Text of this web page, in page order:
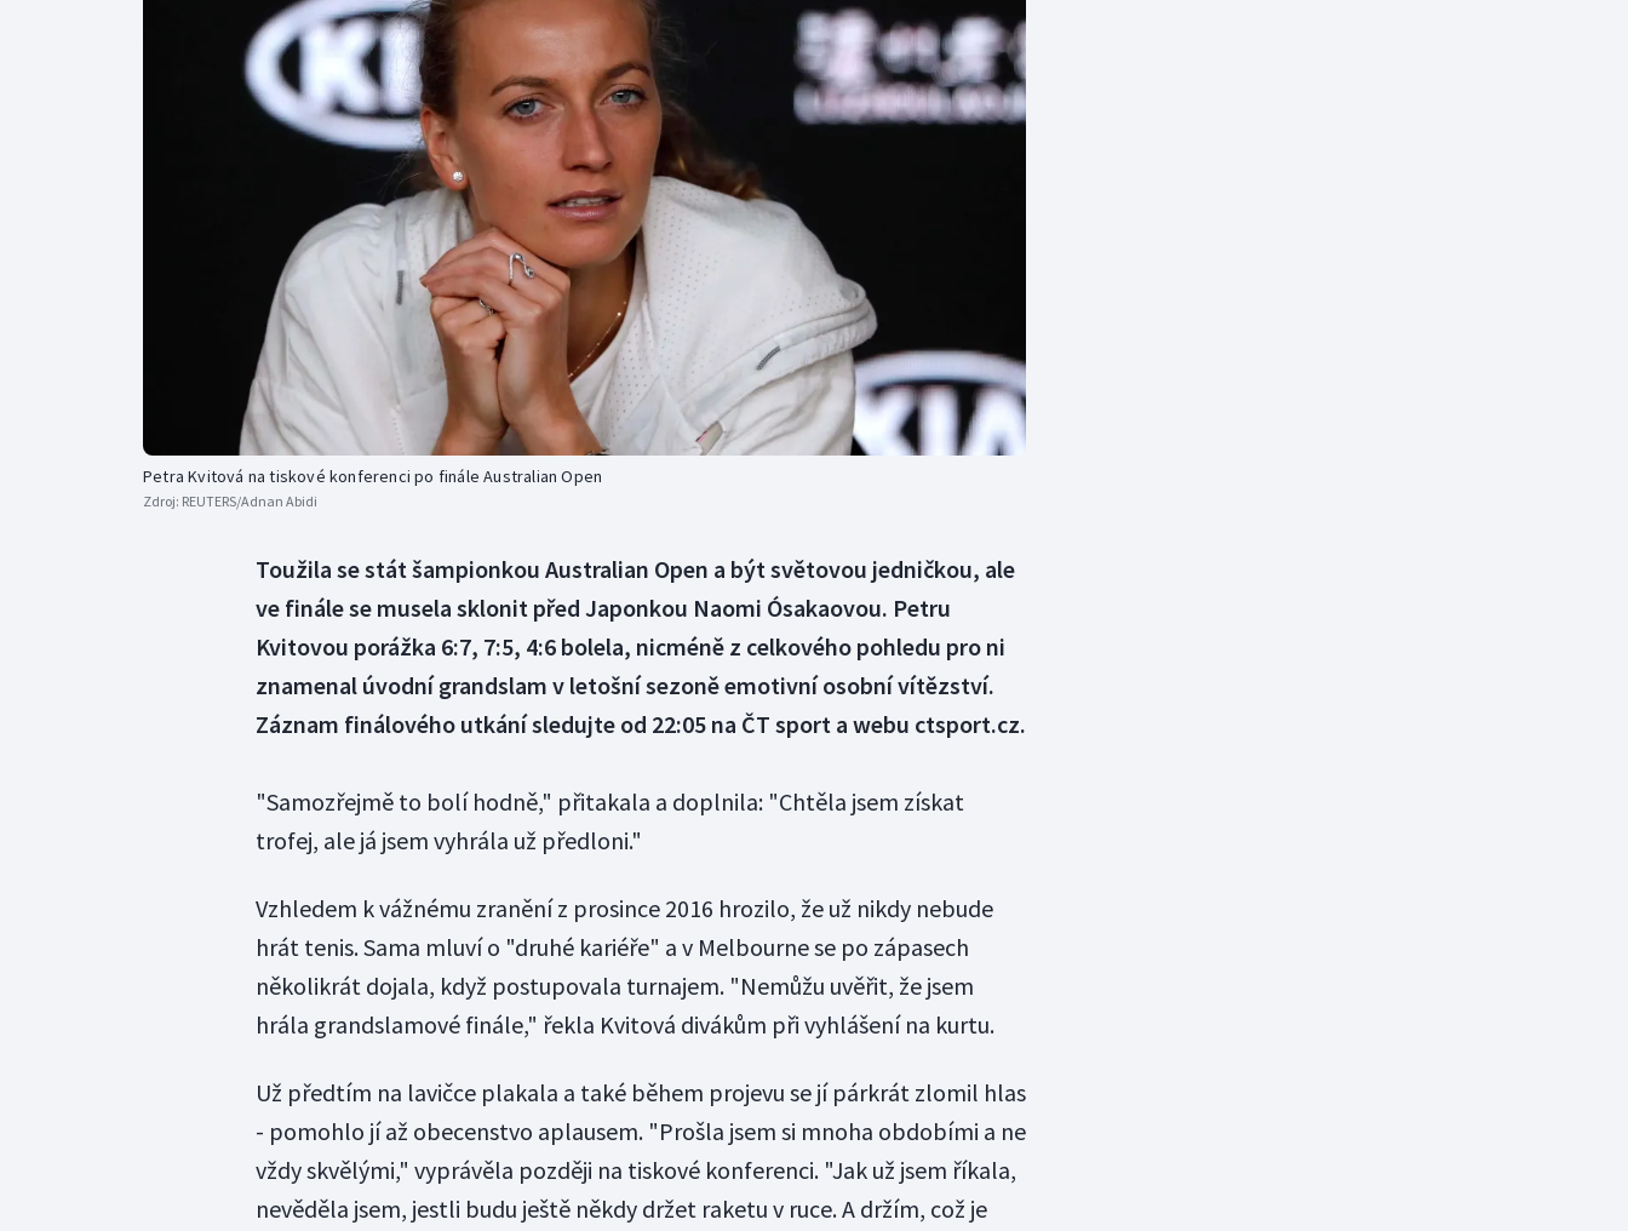
Curling
Dostihy
Florbal
Futsal
Golf
Gymnastika
Moderní pětiboj
Motorsport
Olympijské hry
Parasport
Plavání
Plážový volejbal
Veslování
Vodní slalom
Petra Kvitová na tiskové konferenci po finále Australian Open
Zdroj: REUTERS/Adnan Abidi
Toužila se stát šampionkou Australian Open a být světovou jedničkou, ale
ve finále se musela sklonit před Japonkou Naomi Ósakaovou. Petru
Kvitovou porážka 6:7, 7:5, 4:6 bolela, nicméně z celkového pohledu pro ni
znamenal úvodní grandslam v letošní sezoně emotivní osobní vítězství.
Záznam finálového utkání sledujte od 22:05 na ČT sport a webu ctsport.cz.
"Samozřejmě to bolí hodně," přitakala a doplnila: "Chtěla jsem získat
trofej, ale já jsem vyhrála už předloni."
Vzhledem k vážnému zranění z prosince 2016 hrozilo, že už nikdy nebude
hrát tenis. Sama mluví o "druhé kariéře" a v Melbourne se po zápasech
několikrát dojala, když postupovala turnajem. "Nemůžu uvěřit, že jsem
hrála grandslamové finále," řekla Kvitová divákům při vyhlášení na kurtu.
Už předtím na lavičce plakala a také během projevu se jí párkrát zlomil hlas
- pomohlo jí až obecenstvo aplausem. "Prošla jsem si mnoha obdobími a ne
vždy skvělými," vyprávěla později na tiskové konferenci. "Jak už jsem říkala,
nevěděla jsem, jestli budu ještě někdy držet raketu v ruce. A držím, což je